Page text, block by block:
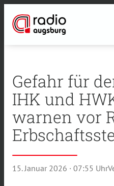
Gefahr für
IHK und
warnen vor
15. Januar 2026 · 07:55 Uhr